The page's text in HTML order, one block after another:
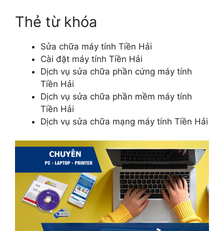
Thẻ từ khóa
Sửa chữa máy tính Tiền Hải
Cài đặt máy tính Tiền Hải
Dịch vụ sửa chữa phần cứng máy tính
Tiền Hải
Dịch vụ sửa chữa phần mềm máy tính
Tiền Hải
Dịch vụ sửa chữa mạng máy tính Tiền Hải